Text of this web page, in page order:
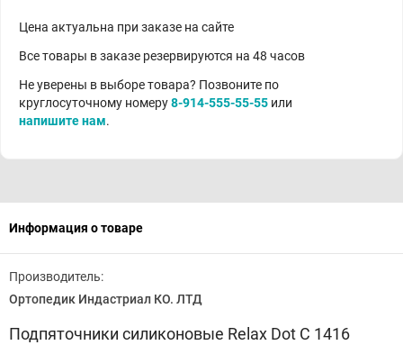
Цена актуальна при заказе на сайте
Все товары в заказе резервируются на 48 часов
Не уверены в выборе товара? Позвоните по
круглосуточному номеру8-914-555-55-55 или
напишите нам.
Информация о товаре
Производитель:
Ортопедик Индастриал КО. ЛТД
Подпяточники силиконовые Relax Dot С 1416